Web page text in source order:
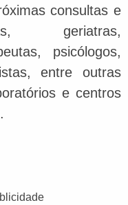
consultas e
geriatras,
psicólogos,
entre outras
e centros